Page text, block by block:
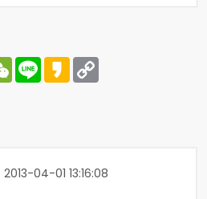
WeChat
Line Kakao
2013-04-01 13:16:08